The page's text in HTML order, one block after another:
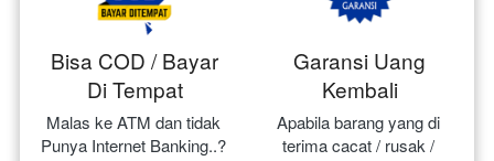
Bisa COD / Bayar
Di Tempat
Malas ke ATM dan tidak
Punya Internet Banking..?
Garansi Uang
Kembali
Apabila barang yang di
terima cacat / rusak /